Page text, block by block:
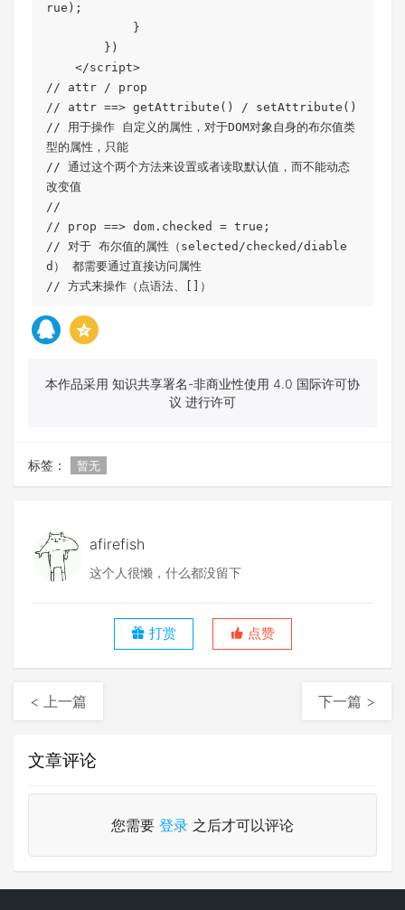
rue);
// attr / prop
// attr ==> getAttribute() / setAttribute()
// 用于操作 自定义的属性，对于DOM对象自身的布尔值类
型的属性，只能
// 通过这个两个方法来设置或者读取默认值，而不能动态
改变值
//
// prop ==> dom.checked = true;
// 对于 布尔值的属性（selected/checked/diable
d） 都需要通过直接访问属性
// 方式来操作（点语法、[]）
本作品采用 知识共享署名-非商业性使用 4.0 国际许可协
议 进行许可
标签： 暂无
afirefish
这个人很懒，什么都没留下
打赏 点赞
< 上一篇 下一篇 >
文章评论
您需要 登录 之后才可以评论